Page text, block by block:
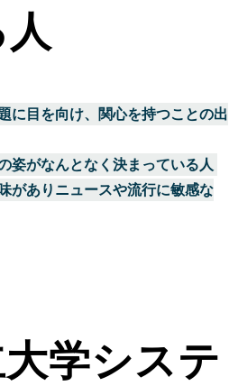
に目を向け、関心を持つことの出
姿がなんとなく決まっている人
がありニュースや流行に敏感な
学システ